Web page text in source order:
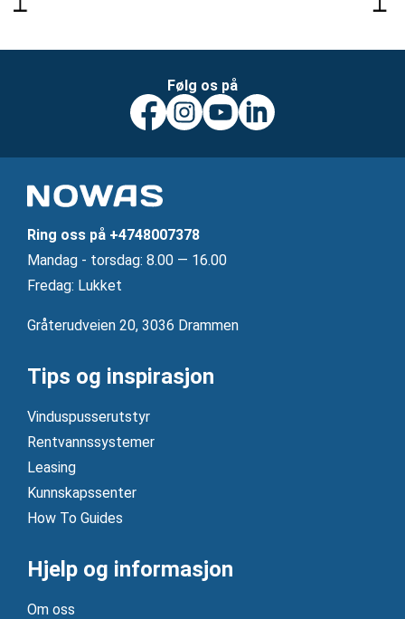
Følg os på
Ring oss på +4748007378
Mandag ‐ torsdag: 8.00 — 16.00
Fredag: Lukket
Gråterudveien 20, 3036 Drammen
Tips og inspirasjon
Vinduspusserutstyr
Rentvannssystemer
Leasing
Kunnskapssenter
How To Guides
Hjelp og informasjon
Om oss